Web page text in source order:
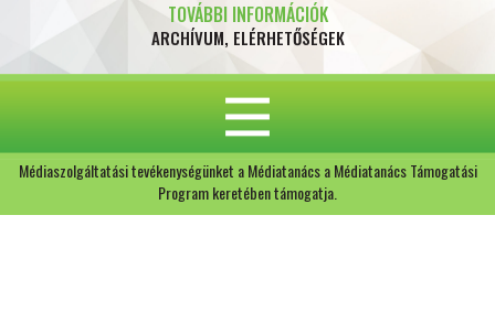
TOVÁBBI INFORMÁCIÓK
ARCHÍVUM, ELÉRHETŐSÉGEK
Médiaszolgáltatási tevékenységünket a Médiatanács a Médiatanács Támogatási
Program keretében támogatja.